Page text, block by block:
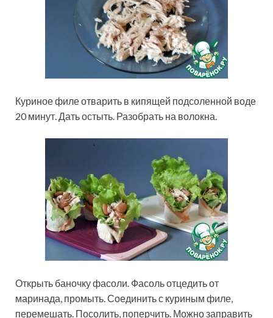
Куриное филе отварить в кипящей подсоленной воде
20 минут. Дать остыть. Разобрать на волокна.
Открыть баночку фасоли. Фасоль отцедить от
маринада, промыть. Соединить с куриным филе,
перемешать. Посолить, поперчить. Можно заправить